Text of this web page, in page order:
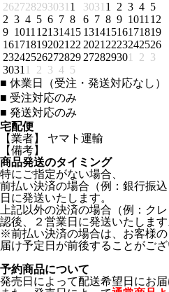
262728293031 1
2 3 4 5 6 7 8
9 1011 12131415
161718192021 22
23242526272829
3031 1 2 3 4 5
3031 1 2 3 4 5
6 7 8 9 1011 12
13141516171819
2021 2223242526
272829301 2 3
■ 休業日（受注・発送対応なし）
■ 受注対応のみ
■ 発送対応のみ
宅配便
【業者】 ヤマト運輸
【備考】
商品発送のタイミング
特にご指定がない場合、
前払い決済の場合（例：銀行振
日に発送いたします。
上記以外の決済の場合（例：
認後、２営業日に発送いたします
※前払い決済の場合は、お客様
届け予定日が前後することがござ
予約商品について
発売日によって配送希望日にお